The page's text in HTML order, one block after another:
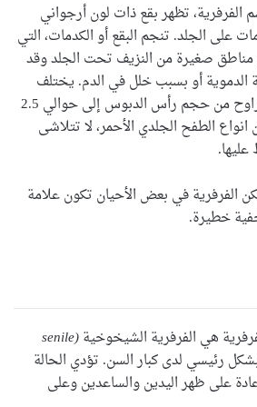
الفرفرية، تظهر بقع ذات لون أرجواني
على الجلد. تنجم البقع أو الكدمات، التي
مناطق صغيرة من النزيف تحت الجلد وقد
أو بسبب خلل في الدم. يختلف
مظهر البقع، ويمكن أن تتراوح من حجم رأس الدبوس إلى حوالي 2.5
الطفح الجلدي الأحمر، لا تتلاشى
الفرفرية في بعض الأحيان تكون علامة
خطيرة.
هي الفرفرية الشيخوخية (senile
رئيسي لدى كبار السن. تؤدي الحالة
على ظهر اليدين والساعدين وعلى